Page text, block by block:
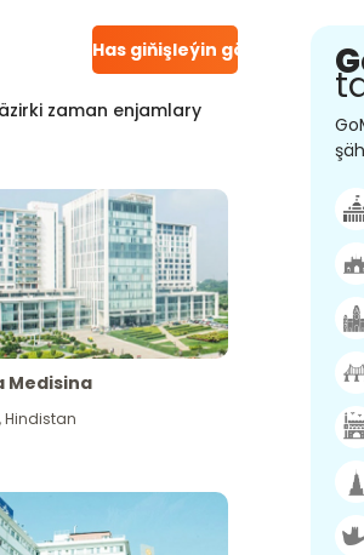
Has giňişleýin gör
zaman enjamlary
Medisina
,Hindistan